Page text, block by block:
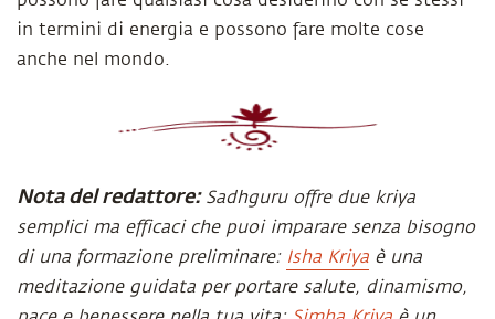
in termini di energia e possono fare molte cose
anche nel mondo.
Nota del redattore: Sadhguru offre due kriya
semplici ma efficaci che puoi imparare senza bisogno
di una formazione preliminare: Isha Kriya è una
meditazione guidata per portare salute, dinamismo,